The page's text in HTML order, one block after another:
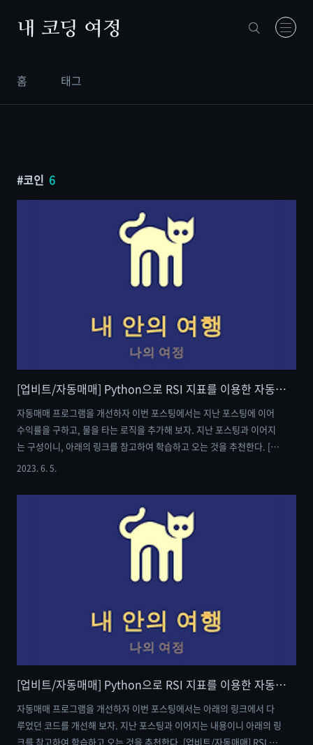
내 코딩 여정
홈 태그
코인 6
[업비트/자동매매] Python으로 RSI 지표를 이용한 자동매매 프로그램 만들기 (3)
자동매매 프로그램을 개선하자 이번 포스팅에서는 지난 포스팅에 이어
수익률을 구하고, 물을 타는 로직을 추가해 보자. 지난 포스팅과 이어지
는 구성이니, 아래의 링크를 참고하여 학습하고 오는 것을 추천한다. [업
비트/자동매매] Python으로 RSI 지표를 이용한 자동매매 프로그램 만
로그램 만들기 (1) 자동매매 프로그램 만들기 상대강도지수(RSI)는 투자
자가 매수와 매도를 하는 시점에서 과매수 구간인지, 과매도 구간인지를
판단할 수 있게 도와주는 보조 지표이다. 이번 포스팅에서는 해당 me-
in-journey.com - 조건 설정 - 최초 매수 시점에 할당된 금액의 50% 매
2023. 6. 5.
[업비트/자동매매] Python으로 RSI 지표를 이용한 자동매매 프로그램 만들기 (2)
자동매매 프로그램을 개선하자 이번 포스팅에서는 아래의 링크에서 다
루었던 코드를 개선해 보자. 지난 포스팅과 이어지는 내용이니 아래의 링
크를 참고하여 학습하고 오는 것을 추천한다. [업비트/자동매매] RSI 지